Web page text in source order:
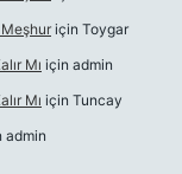
için Toygar
Mı için admin
Mı için Tuncay
admin